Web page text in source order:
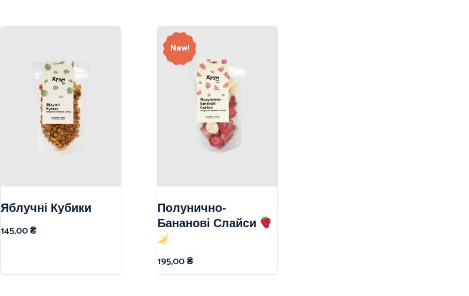
Яблучні Кубики
145,00₴
New!
Полунично-
Бананові Слайси
195,00₴